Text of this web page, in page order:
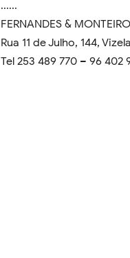
......
FERNANDES &
Rua 11 de Julho, 144, Vizela
Tel 253 489 770 – 96 402